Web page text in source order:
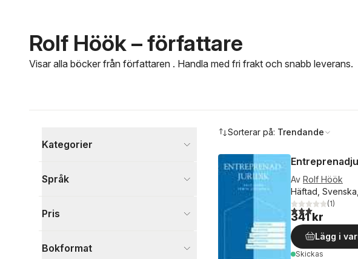
Rolf Höök – författare
Visar alla böcker från författaren . Handla med fri frakt och snabb leverans.
Kategorier
Visa fler
Språk
Pris
Bokformat
Sorterar på: Trendande
Av Rolf Höök
Häftad,
3,0utav 5(1)
341 kr
Lägg i
Skickas